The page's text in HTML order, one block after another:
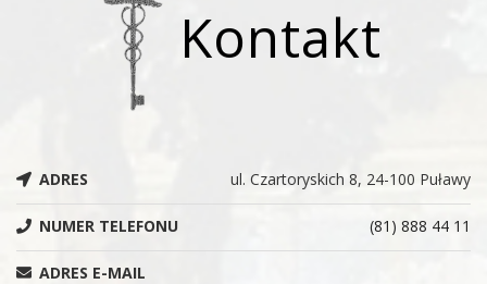
Kontakt
ADRES ul. Czartoryskich 8, 24-100 Puławy
NUMER TELEFONU (81) 888 44 11
ADRES E-MAIL